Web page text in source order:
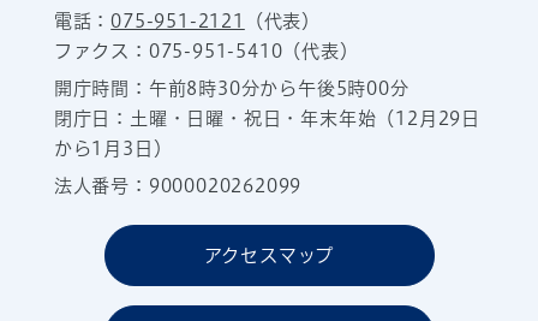
電話：075-951-2121
（代表）
ファクス：075-951-5410（代表）
開庁時間：午前8時30分から午後5時00分
閉庁日：土曜・日曜・祝日・年末年始（12月29日
から1月3日）
法人番号：9000020262099
アクセスマップ